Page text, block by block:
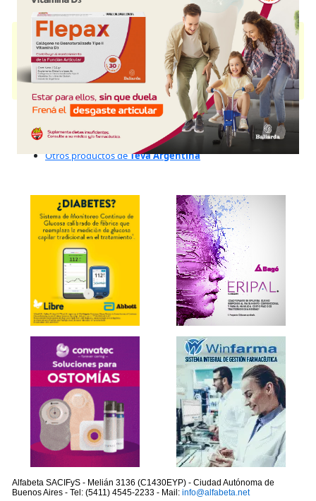
TADALAFILO TEVAcontiene tadalafiloy se indica como
Trat.de la
disfunción eréctil
. Es producido por Teva Argentinay cuenta con 2
presentaciones disponibles.
Algunas presentaciones cuentan con cobertura PAMI.
Otros productos con
tadalafilo
Otros productos deTeva Argentina
Alfabeta SACIFyS - Melián 3136 (C1430EYP) - Ciudad Autónoma de
Buenos Aires - Tel: (5411) 4545-2233 - Mail: info@alfabeta.net